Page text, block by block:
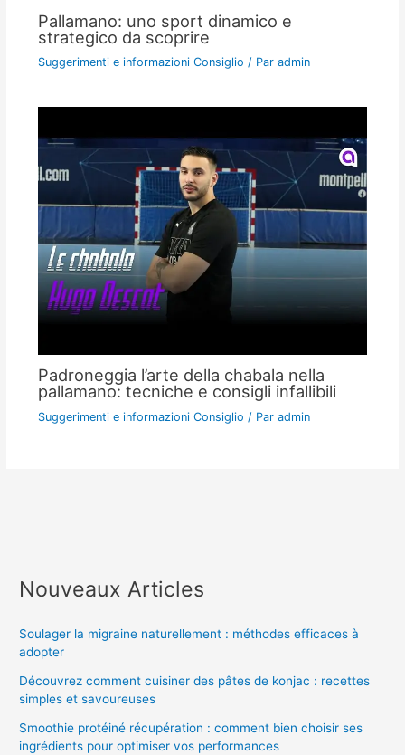
Pallamano: uno sport dinamico e
strategico da scoprire
Suggerimenti e informazioni Consiglio / Par admin
Padroneggia l’arte della chabala nella
pallamano: tecniche e consigli infallibili
Suggerimenti e informazioni Consiglio / Par admin
Nouveaux Articles
Soulager la migraine naturellement : méthodes efficaces à
adopter
Découvrez comment cuisiner des pâtes de konjac : recettes
simples et savoureuses
Smoothie protéiné récupération : comment bien choisir ses
ingrédients pour optimiser vos performances